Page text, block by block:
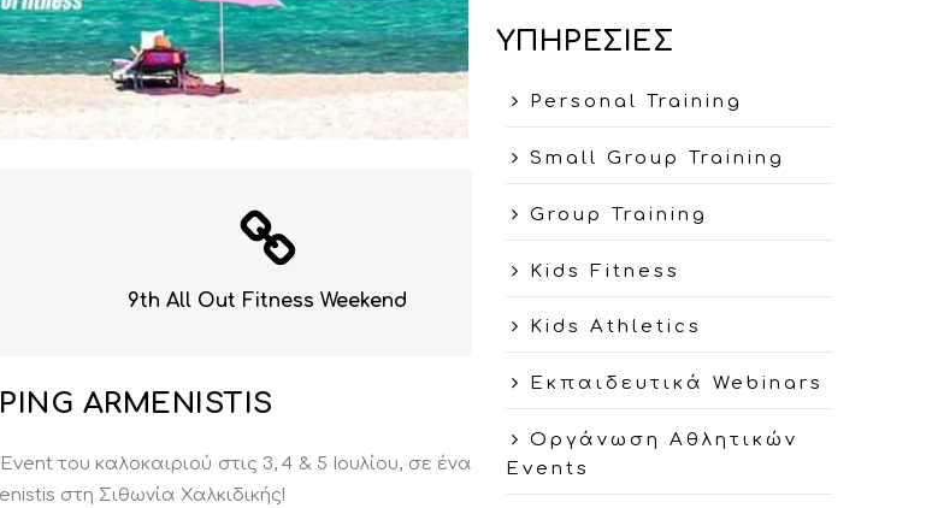
9th All Out Fitness Weekend
ARMENISTIS
του καλοκαιριού στις 3, 4 & 5 Ιουλίου, σε ένα
στη Σιθωνία Χαλκιδικής!
ΥΠΗΡΕΣΙΕΣ
Personal Training
Small Group Training
Group Training
Kids Fitness
Kids Athletics
Εκπαιδευτικά Webinars
Οργάνωση Αθλητικών
Events